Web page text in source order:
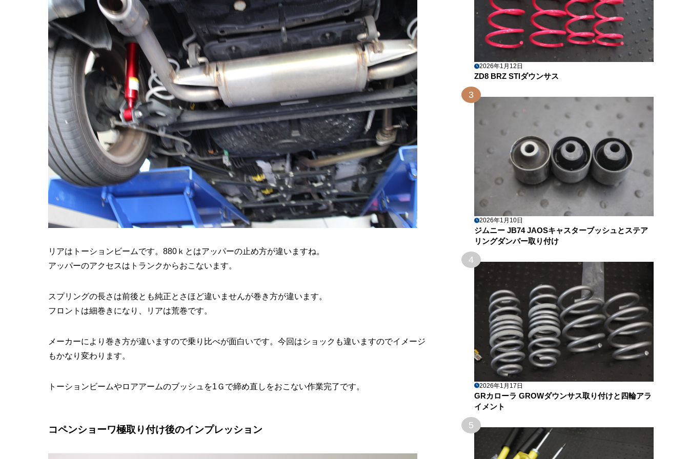
リアはトーションビームです。880ｋとはアッパーの止め方が違いますね。
アッパーのアクセスはトランクからおこないます。
スプリングの長さは前後とも純正とさほど違いませんが巻き方が違います。
フロントは細巻きになり、リアは荒巻です。
メーカーにより巻き方が違いますので乗り比べが面白いです。今回はショックも違いますのでイメージ
もかなり変わります。
トーションビームやロアアームのブッシュを1Ｇで締め直しをおこない作業完了です。
コペンショーワ極取り付け後のインプレッション
2026年1月12日
ZD8 BRZ STIダウンサス
3
2026年1月10日
ジムニー JB74 JAOSキャスターブッシュとステア
リングダンパー取り付け
4
2026年1月17日
GRカローラ GROWダウンサス取り付けと四輪アラ
イメント
5